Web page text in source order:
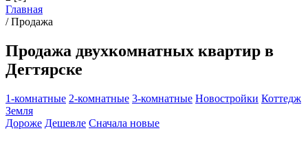
Главная
/Продажа
Продажа двухкомнатных квартир в
Дегтярске
1-комнатные 2-комнатные 3-комнатные Новостройки Коттедж
Земля
Дороже Дешевле Сначала новые